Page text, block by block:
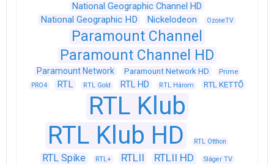
National Geographic Channel HD
National Geographic HD
Nickelodeon OzoneTV
Paramount Channel
Paramount Channel HD
Paramount Network Paramount Network HD Prime
PRO4 RTL RTL Gold RTL HD RTL Három RTL KETTŐ
RTL Klub
RTL Klub HD
RTL Otthon
RTL Spike RTL+ RTLII RTLII HD Sláger TV